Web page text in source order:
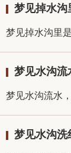
梦见掉水沟
梦见掉水沟里
梦见水沟流
梦见水沟流水
梦见水沟洗